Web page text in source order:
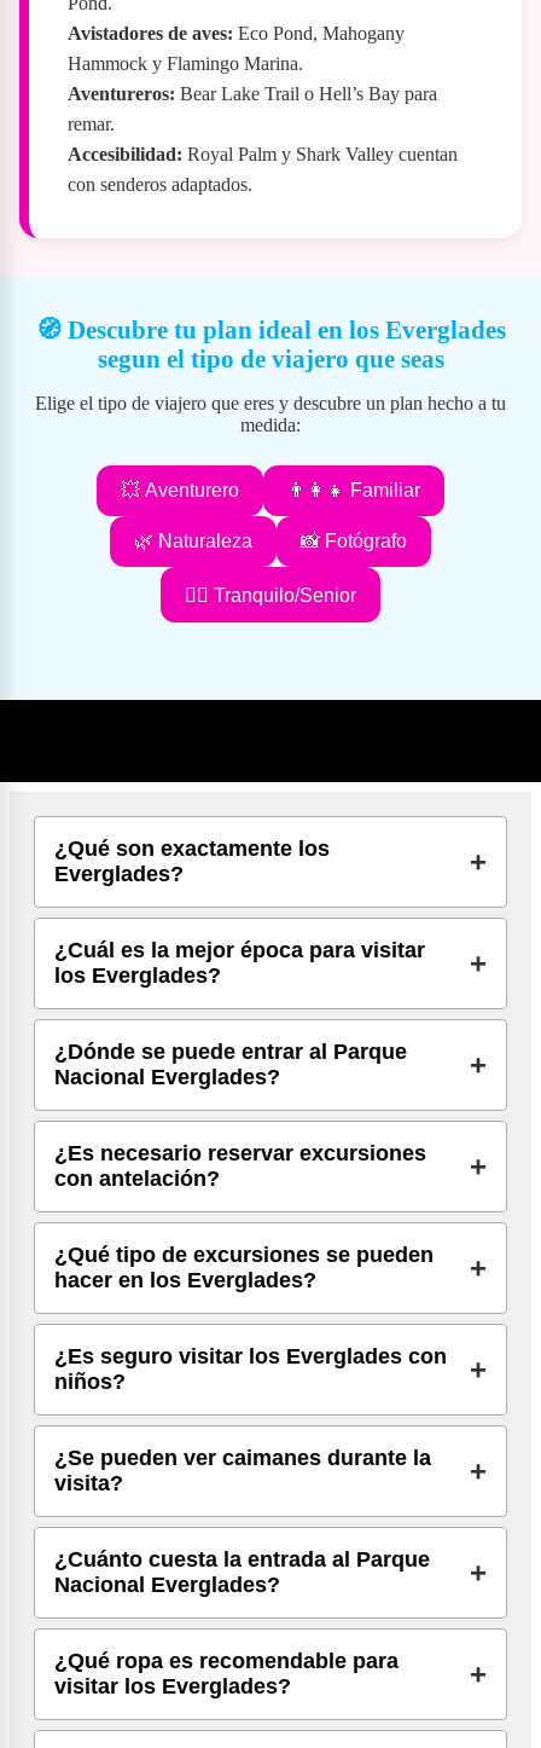
Avistadores de aves: Eco Pond, Mahogany
Hammock y Flamingo Marina.
Aventureros: Bear Lake Trail o Hell’s Bay para
remar.
Accesibilidad: Royal Palm y Shark Valley cuentan
con senderos adaptados.
🧭 Descubre tu plan ideal en los Everglades
segun el tipo de viajero que seas
Elige el tipo de viajero que eres y descubre un plan hecho a tu
medida:
💥 Aventurero 👨‍👩‍👧 Familiar
🌿 Naturaleza 📸 Fotógrafo
🧘‍♂️ Tranquilo/Senior
¿Qué son exactamente los
Everglades?
¿Cuál es la mejor época para visitar
los Everglades?
¿Dónde se puede entrar al Parque
Nacional Everglades?
¿Es necesario reservar excursiones
con antelación?
¿Qué tipo de excursiones se pueden
hacer en los Everglades?
¿Es seguro visitar los Everglades con
niños?
¿Se pueden ver caimanes durante la
visita?
¿Cuánto cuesta la entrada al Parque
Nacional Everglades?
¿Qué ropa es recomendable para
visitar los Everglades?